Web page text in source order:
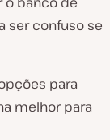
ser confuso se
para
melhor para